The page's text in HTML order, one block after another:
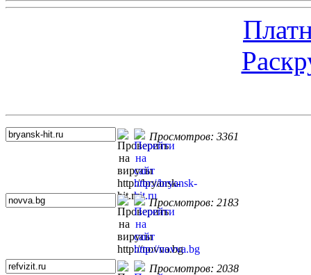
Просмотров: 3361
Просмотров: 2183
Просмотров: 2038